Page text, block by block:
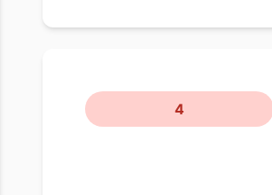
4